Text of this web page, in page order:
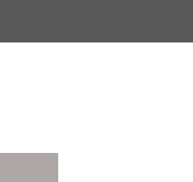
content